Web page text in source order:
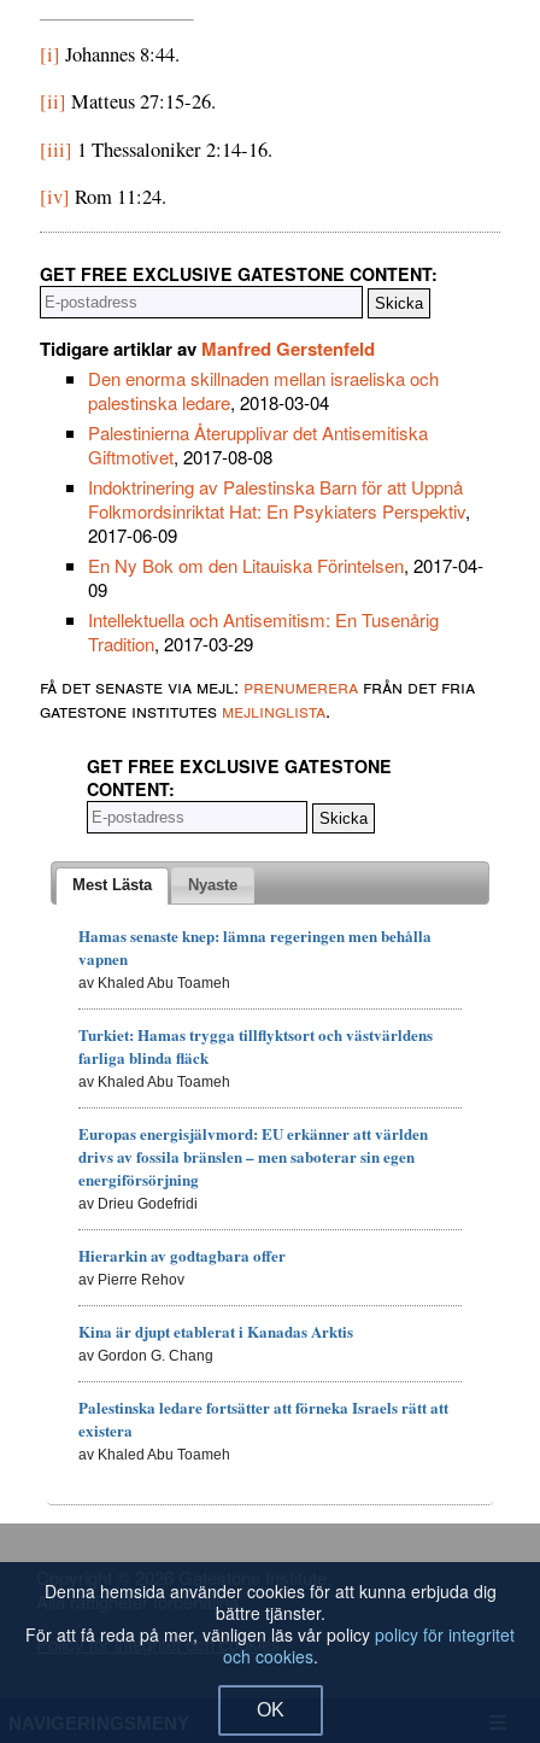
[i] Johannes 8:44.
[ii] Matteus 27:15-26.
[iii] 1 Thessaloniker 2:14-16.
[iv] Rom 11:24.
GET FREE EXCLUSIVE GATESTONE CONTENT:
Tidigare artiklar av Manfred Gerstenfeld
Den enorma skillnaden mellan israeliska och
palestinska ledare, 2018-03-04
Palestinierna Återupplivar det Antisemitiska
Giftmotivet, 2017-08-08
Indoktrinering av Palestinska Barn för att Uppnå
Folkmordsinriktat Hat: En Psykiaters Perspektiv,
2017-06-09
En Ny Bok om den Litauiska Förintelsen, 2017-04-
09
Intellektuella och Antisemitism: En Tusenårig
Tradition, 2017-03-29
få det senaste via mejl: prenumerera från det fria
gatestone institutes mejlinglista.
GET FREE EXCLUSIVE GATESTONE
CONTENT:
Mest Lästa Nyaste
Hamas senaste knep: lämna regeringen men behålla
vapnen
av Khaled Abu Toameh
Turkiet: Hamas trygga tillflyktsort och västvärldens
farliga blinda fläck
av Khaled Abu Toameh
Europas energisjälvmord: EU erkänner att världen
drivs av fossila bränslen – men saboterar sin egen
energiförsörjning
av Drieu Godefridi
Hierarkin av godtagbara offer
av Pierre Rehov
Kina är djupt etablerat i Kanadas Arktis
av Gordon G. Chang
Palestinska ledare fortsätter att förneka Israels rätt att
existera
av Khaled Abu Toameh
Alla rättigheter förbehållna.
Policy för integritet och cookies
Denna hemsida använder cookies för att kunna erbjuda dig
bättre tjänster.
För att få reda på mer, vänligen läs vår policy policy för integritet
och cookies.
OK